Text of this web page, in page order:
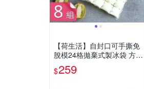
【荷生活】自封口可手撕免
脫模24格拋棄式製冰袋 方形
冰塊袋10入-8組
$259